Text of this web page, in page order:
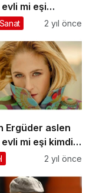
mi eşi
kim burcu ne
diziler filmler
2 yıl önce
Ergüder aslen
mi eşi kimdir
oynadığı2 yıl önce